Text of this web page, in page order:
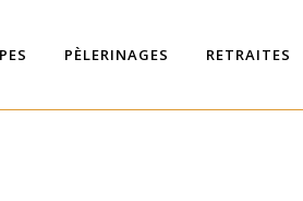
PÈLERINAGES RETRAITES